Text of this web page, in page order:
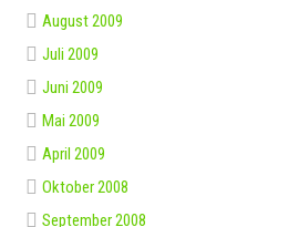
August 2009
Juli 2009
Juni 2009
Mai 2009
April 2009
Oktober 2008
September 2008